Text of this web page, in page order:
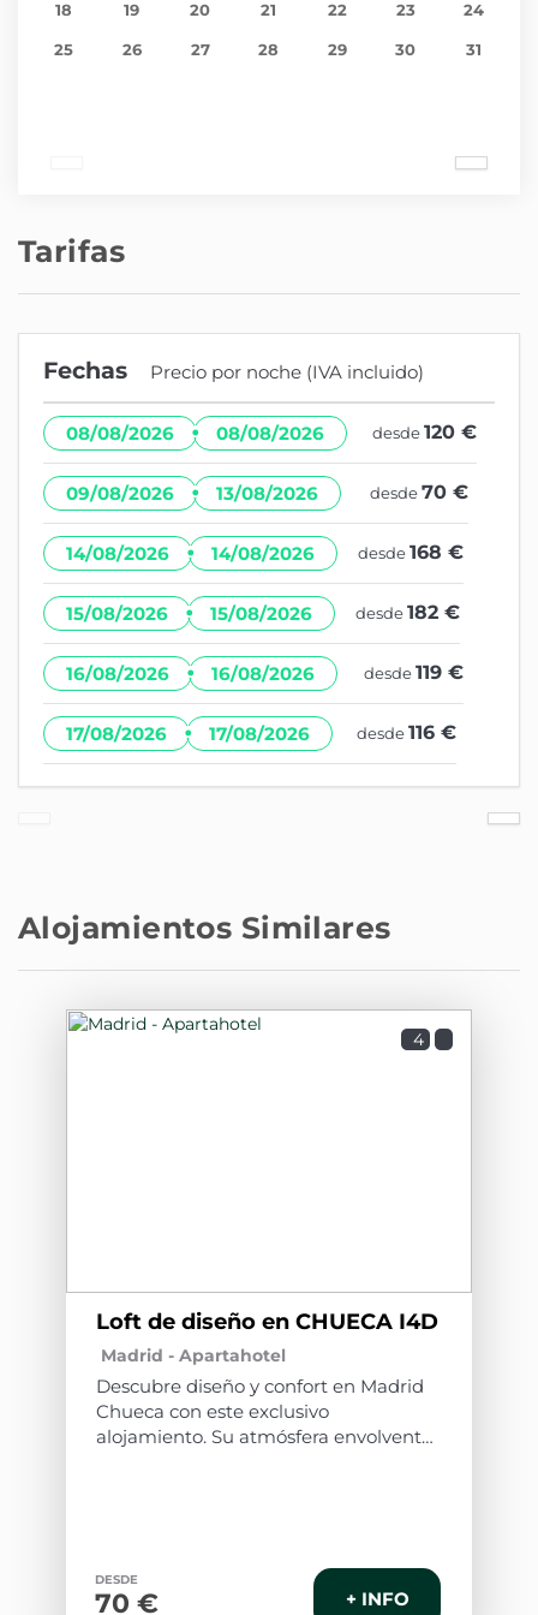
18 19 20 21 22 23 24
25 26 27 28 29 30 31
Tarifas
Fechas Precio por noche (IVA incluido)
08/08/2026 · 08/08/2026 desde120 €
09/08/2026 · 13/08/2026 desde70 €
14/08/2026 · 14/08/2026 desde168 €
15/08/2026 · 15/08/2026 desde182 €
16/08/2026 · 16/08/2026 desde119 €
17/08/2026 · 17/08/2026 desde116 €
Alojamientos Similares
4
Loft de diseño en CHUECA I4D
Madrid - Apartahotel
Descubre diseño y confort en Madrid
Chueca con este exclusivo
alojamiento. Su atmósfera envolvente,
suave y textiles de calidad elevan tu
DESDE
70 € + INFO